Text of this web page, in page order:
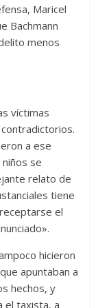
Maricel
Bachmann
menos
víctimas
a ese
se
relato de
tiene
el
hicieron
apuntaban a
hechos, y
el taxista, a